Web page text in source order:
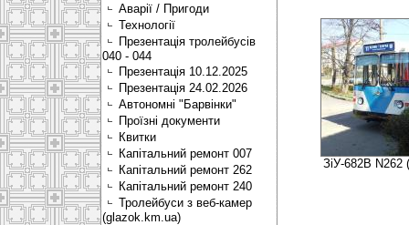
Аварії / Пригоди
Технології
Презентація тролейбусів
040 - 044
Презентація 10.12.2025
Презентація 24.02.2026
Автономні "Барвінки"
Проїзні документи
Квитки
Капітальний ремонт 007
Капітальний ремонт 262
Капітальний ремонт 240
Тролейбуси з веб-камер
(glazok.km.ua)
ЗіУ-682В N262